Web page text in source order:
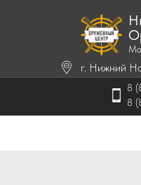
8
8
г. Нижний